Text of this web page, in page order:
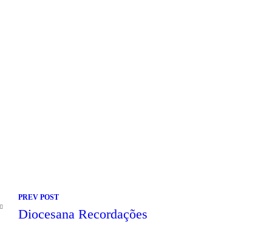
Navegação de Post
PREV POST
Diocesana Recordações